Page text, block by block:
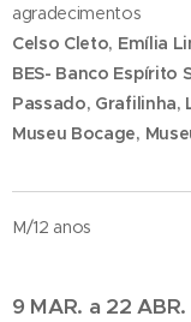
agradecimentos
Celso Cleto, Emília
BES- Banco Espírito
Passado, Grafilinha,
Museu Bocage,
M/12 anos
9 MAR. a 22